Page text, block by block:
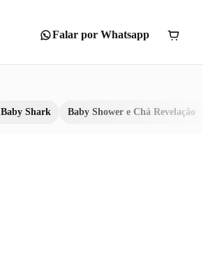
Falar por Whatsapp
Baby Shark Baby Shower e Chá Revelação